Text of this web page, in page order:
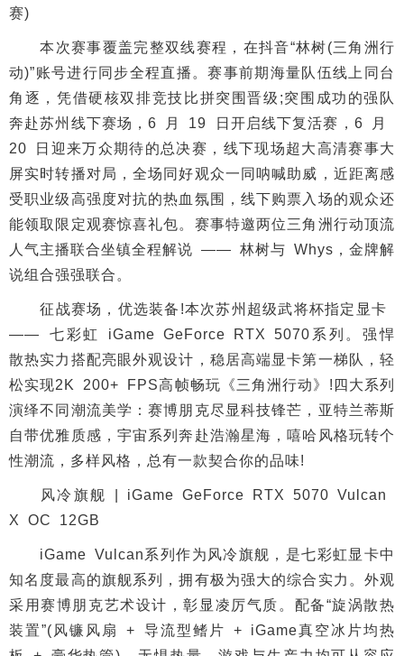
赛)
本次赛事覆盖完整双线赛程，在抖音“林树(三角洲行
动)”账号进行同步全程直播。赛事前期海量队伍线上同台
角逐，凭借硬核双排竞技比拼突围晋级;突围成功的强队
奔赴苏州线下赛场，6 月 19 日开启线下复活赛，6 月
20 日迎来万众期待的总决赛，线下现场超大高清赛事大
屏实时转播对局，全场同好观众一同呐喊助威，近距离感
受职业级高强度对抗的热血氛围，线下购票入场的观众还
能领取限定观赛惊喜礼包。赛事特邀两位三角洲行动顶流
人气主播联合坐镇全程解说 —— 林树与 Whys，金牌解
说组合强强联合。
征战赛场，优选装备!本次苏州超级武将杯指定显卡
—— 七彩虹 iGame GeForce RTX 5070系列。强悍
散热实力搭配亮眼外观设计，稳居高端显卡第一梯队，轻
松实现2K 200+ FPS高帧畅玩《三角洲行动》!四大系列
演绎不同潮流美学：赛博朋克尽显科技锋芒，亚特兰蒂斯
自带优雅质感，宇宙系列奔赴浩瀚星海，嘻哈风格玩转个
性潮流，多样风格，总有一款契合你的品味!
风冷旗舰 | iGame GeForce RTX 5070 Vulcan
X OC 12GB
iGame Vulcan系列作为风冷旗舰，是七彩虹显卡中
知名度最高的旗舰系列，拥有极为强大的综合实力。外观
采用赛博朋克艺术设计，彰显凌厉气质。配备“旋涡散热
装置”(风镰风扇 + 导流型鳍片 + iGame真空冰片均热